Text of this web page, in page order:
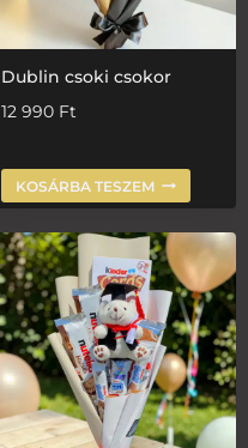
Dublin csoki csokor
12 990 Ft
KOSÁRBA TESZEM